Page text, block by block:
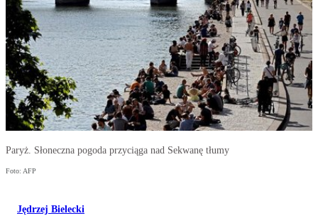
Paryż. Słoneczna pogoda przyciąga nad Sekwanę tłumy
Foto: AFP
Jędrzej Bielecki